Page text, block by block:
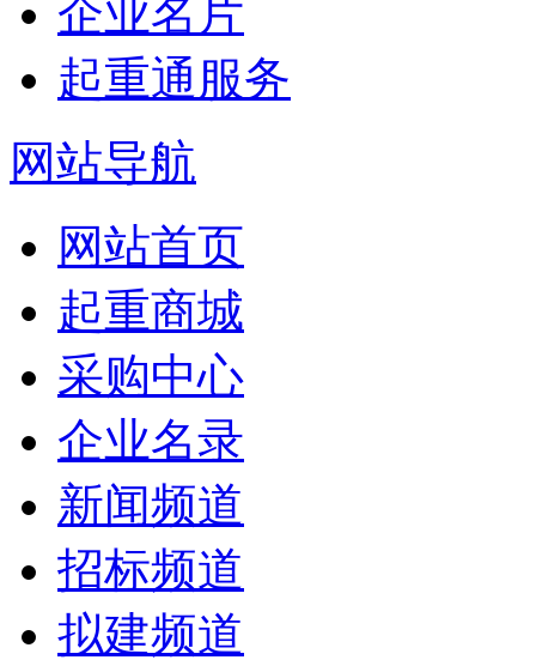
企业名片
起重通服务
网站导航
网站首页
起重商城
采购中心
企业名录
新闻频道
招标频道
拟建频道